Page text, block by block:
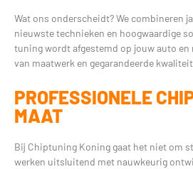
Wat ons onderscheidt? We combineren
nieuwste technieken en hoogwaardige
tuning wordt afgestemd op jouw auto
van maatwerk en gegarandeerde
PROFESSIONELE
MAAT
Bij Chiptuning Koning gaat het niet om
werken uitsluitend met nauwkeurig